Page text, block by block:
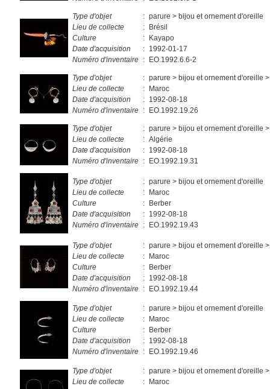
Type d'objet : parure > bijou et ornement d'oreille
Lieu de collecte
: Brésil
Culture
: Kayapo
Date d'acquisition
: 1992-01-17
Numéro d'inventaire : EO.1992.6.6-2
Type d'objet : parure > bijou et ornement d'oreille
Lieu de collecte
: Maroc
Date d'acquisition
: 1992-08-18
Numéro d'inventaire : EO.1992.19.26
Type d'objet : parure > bijou et ornement d'oreille
Lieu de collecte
: Algérie
Date d'acquisition
: 1992-08-18
Numéro d'inventaire : EO.1992.19.31
Type d'objet : parure > bijou et ornement d'oreille
Lieu de collecte
: Maroc
Culture
: Berber
Date d'acquisition
: 1992-08-18
Numéro d'inventaire : EO.1992.19.43
Type d'objet : parure > bijou et ornement d'oreille
Lieu de collecte
: Maroc
Culture
: Berber
Date d'acquisition
: 1992-08-18
Numéro d'inventaire : EO.1992.19.44
Type d'objet : parure > bijou et ornement d'oreille
Lieu de collecte
: Maroc
Culture
: Berber
Date d'acquisition
: 1992-08-18
Numéro d'inventaire : EO.1992.19.46
Type d'objet : parure > bijou et ornement d'oreille
Lieu de collecte
: Maroc